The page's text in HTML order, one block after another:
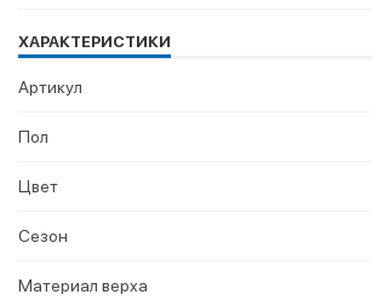
ХАРАКТЕРИСТИКИ
Артикул
Пол
Цвет
Сезон
Материал верха